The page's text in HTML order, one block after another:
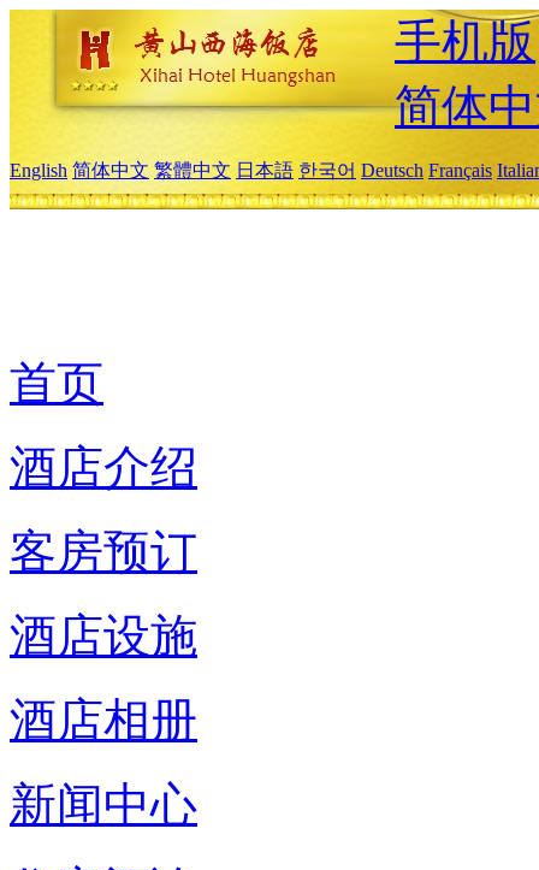
手机版
简体
English 简体中文 繁體中文 日本語 한국어 Deutsch Français
首页
酒店介绍
客房预订
酒店设施
酒店相册
新闻中心